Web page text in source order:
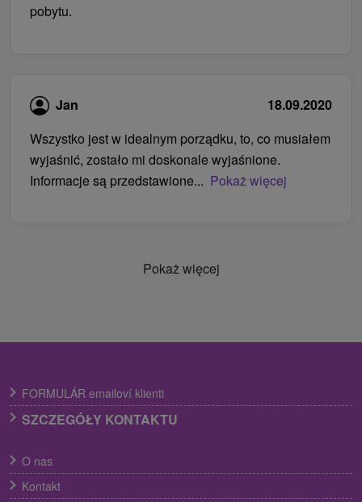
pobytu.
Jan
18.09.2020
Wszystko jest w idealnym porządku, to, co musiałem
wyjaśnić, zostało mi doskonale wyjaśnione.
Informacje są przedstawione... Pokaż więcej
Pokaż więcej
FORMULÁR emailoví klienti
SZCZEGÓŁY KONTAKTU
O nas
Kontakt